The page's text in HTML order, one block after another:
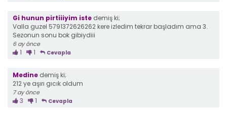
Gi hunun pirtiiiyim iste demiş ki;
Valla guzel 5791372626262 kere izledim tekrar başladım ama 3.
Sezonun sonu bok gibiydiii
6 ay önce
1 1 Cevapla
Medine demiş ki;
212 ye aşırı gıcık oldum
7 ay önce
3 1 Cevapla